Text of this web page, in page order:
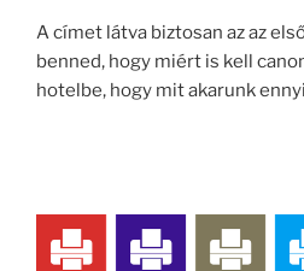
A címet látva biztosan az az
benned, hogy miért is kell
hotelbe, hogy mit akarunk